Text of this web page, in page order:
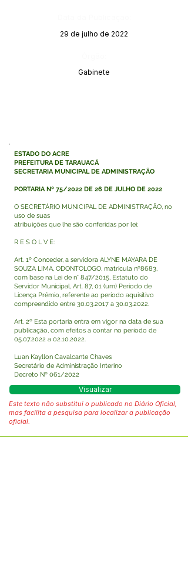
29 de julho de 2022
Gabinete
ESTADO DO ACRE
PREFEITURA DE TARAUACÁ
SECRETARIA MUNICIPAL DE ADMINISTRAÇÃO
PORTARIA Nº 75/2022 DE 26 DE JULHO DE 2022
O SECRETÁRIO MUNICIPAL DE ADMINISTRAÇÃO, no
uso de suas
atribuições que lhe são conferidas por lei;
R E S O L V E:
Art. 1º Conceder, a servidora ALYNE MAYARA DE
SOUZA LIMA, ODONTOLOGO, matricula nº8683,
com base na Lei de n° 847/2015, Estatuto do
Servidor Municipal, Art. 87, 01 (um) Período de
Licença Prêmio, referente ao período aquisitivo
compreendido entre 30.03.2017 a 30.03.2022.
Art. 2º Esta portaria entra em vigor na data de sua
publicação, com efeitos a contar no período de
05.07.2022 a 02.10.2022.
Luan Kayllon Cavalcante Chaves
Secretário de Administração Interino
Decreto Nº 061/2022
Visualizar
Este texto não substitui o publicado no Diário Oficial,
mas facilita a pesquisa para localizar a publicação
oficial.